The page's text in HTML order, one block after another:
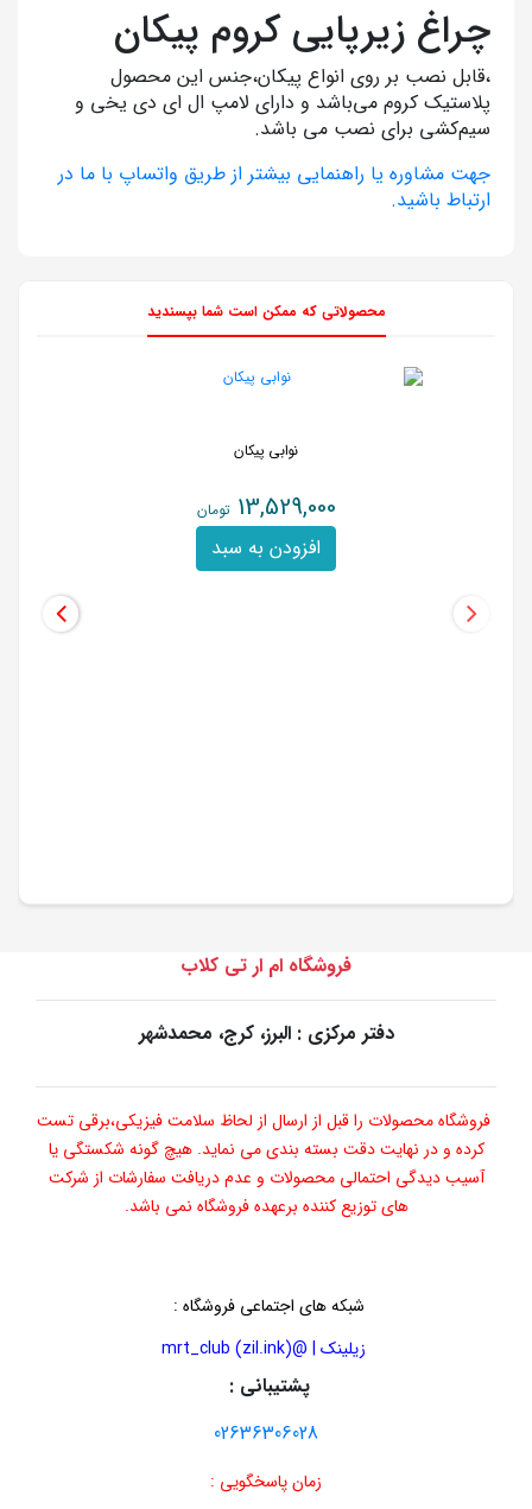
چراغ زیرپایی کروم پیکان
،قابل نصب بر روی انواع پیکان،جنس این محصول
پلاستیک کروم می‌باشد و دارای لامپ ال ای دی یخی و
سیم‌کشی برای نصب می باشد.
جهت مشاوره یا راهنمایی بیشتر از طریق واتساپ با ما در
ارتباط باشید.
محصولاتی که ممکن است شما بپسندید
نوابی پیکان
13,529,000 تومان
افزودن به سبد
فروشگاه ام ار تی کلاب
دفتر مرکزی : البرز، کرج، محمدشهر
فروشگاه محصولات را قبل از ارسال از لحاظ سلامت فیزیکی،برقی تست
کرده و در نهایت دقت بسته بندی می نماید. هیچ گونه شکستگی یا
آسیب دیدگی احتمالی محصولات و عدم دریافت سفارشات از شرکت
های توزیع کننده برعهده فروشگاه نمی باشد.
شبکه های اجتماعی فروشگاه :
زیلینک | @mrt_club (zil.ink)
پشتیبانی :
02636306028
زمان پاسخگویی :